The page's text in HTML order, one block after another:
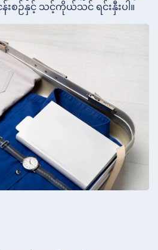
န်းစဉ်နှင့် သင့်ကိုယ်သင် ရင်းနှီးပါ။